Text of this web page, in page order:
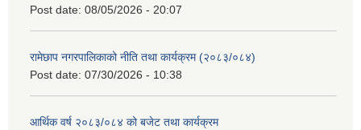
Post date: 08/05/2026 - 20:07
रामेछाप नगरपालिकाको नीति तथा कार्यक्रम (२०८३/०८४)
Post date: 07/30/2026 - 10:38
आर्थिक वर्ष २०८३/०८४ को बजेट तथा कार्यक्रम